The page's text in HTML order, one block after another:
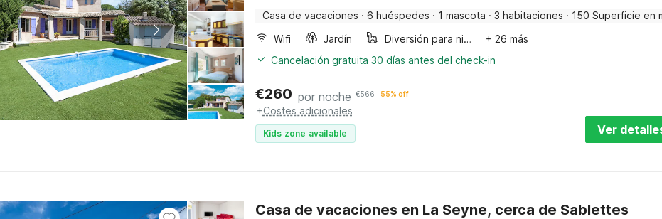
Casa de vacaciones · 6 huéspedes · 1 mascota · 3 habitaciones · 150 Superficie en
Wifi
Jardín Diversión para niños
+ 26 más
Cancelación gratuita 30 días antes del check-in
€260 por noche €566 55% off
+Costes adicionales
Kids zone available Ver
Casa de vacaciones en La Seyne, cerca de Sablettes